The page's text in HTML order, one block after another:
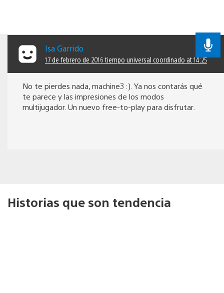
Isa Garrido
17 de febrero de 2016 tiempo universal coordinado at 14:25
No te pierdes nada, machine3 :). Ya nos contarás qué
te parece y las impresiones de los modos
multijugador. Un nuevo free-to-play para disfrutar.
Historias que son tendencia